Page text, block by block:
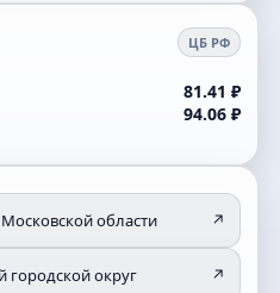
ЦБ РФ
81.41 ₽
94.06 ₽
области ↗
городской округ ↗